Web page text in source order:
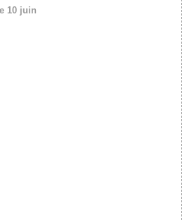
10 juin